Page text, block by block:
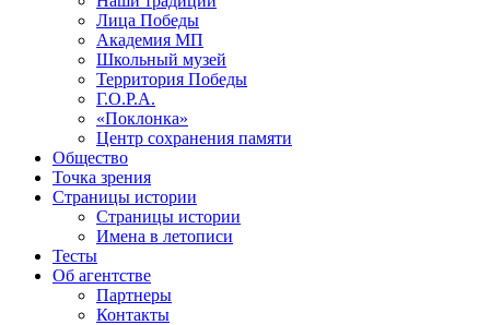
Лица Победы
Академия МП
Школьный музей
Территория Победы
Г.О.Р.А.
«Поклонка»
Центр сохранения памяти
Общество
Точка зрения
Страницы истории
Страницы истории
Имена в летописи
Тесты
Об агентстве
Партнеры
Контакты